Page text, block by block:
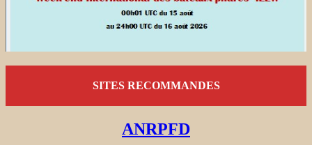
SITES RECOMMANDES
ANRPFD